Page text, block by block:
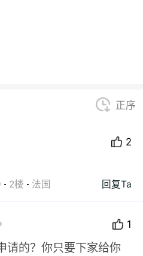
正序
2
2楼 法国 回复Ta
1
请的？你只要下家给你